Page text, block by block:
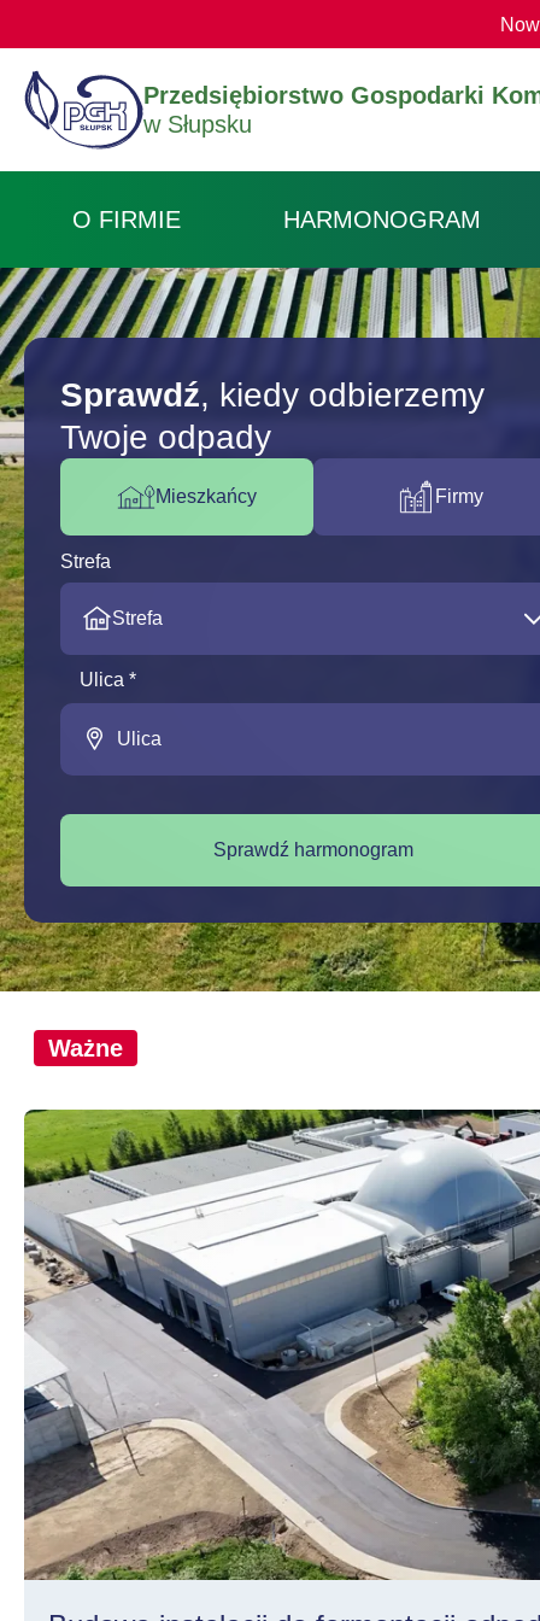
Przedsiębiorstwo Gospodarki
w Słupsku
O FIRMIE HARMONOGRAM
Hero image
Sprawdź, kiedy odbierzemy
Twoje odpady
Mieszkańcy Firmy
Strefa
Strefa
Ulica *
Sprawdź harmonogram
Budowa instalacji do fermentacji odpadów
Ważne